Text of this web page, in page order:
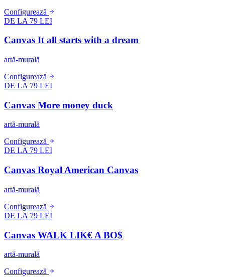
Configurează
DE LA 79 LEI
Canvas It all starts with a dream
artă-murală
Configurează
DE LA 79 LEI
Canvas More money duck
artă-murală
Configurează
DE LA 79 LEI
Canvas Royal American Canvas
artă-murală
Configurează
DE LA 79 LEI
Canvas WALK LIK€ A BO$
artă-murală
Configurează